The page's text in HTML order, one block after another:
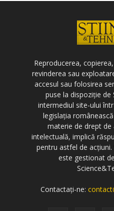
Reproducerea,
revinderea sau
accesul sau folosirea
puse la dispoziție
intermediul site-ului
legislația
materie de drept
intelectuală, implică
pentru astfel de
este gestionat
Contactați-ne: